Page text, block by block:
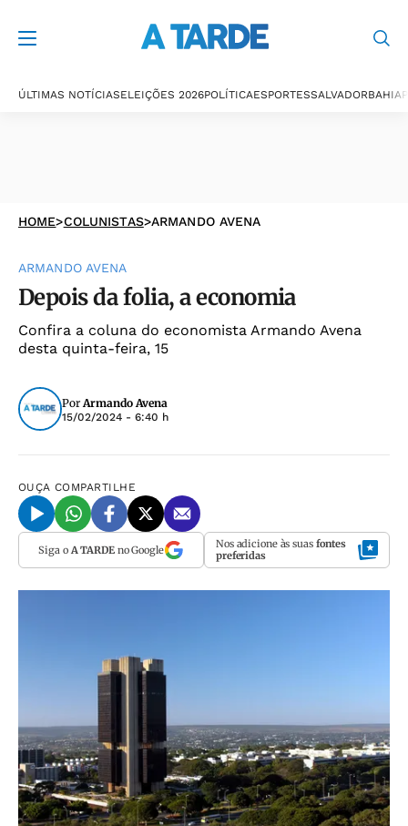
ÚLTIMAS NOTÍCIASELEIÇÕES 2026POLÍTICAESPORTESSALVADORBAHIA
HOME>COLUNISTAS>ARMANDO AVENA
ARMANDO AVENA
Depois da folia, a economia
Confira a coluna do economista Armando Avena
desta quinta-feira, 15
PorArmando Avena
15/02/2024 - 6:40 h
OUÇA COMPARTILHE
Siga o A TARDEno Google Nos adicione às suas fontes
preferidas